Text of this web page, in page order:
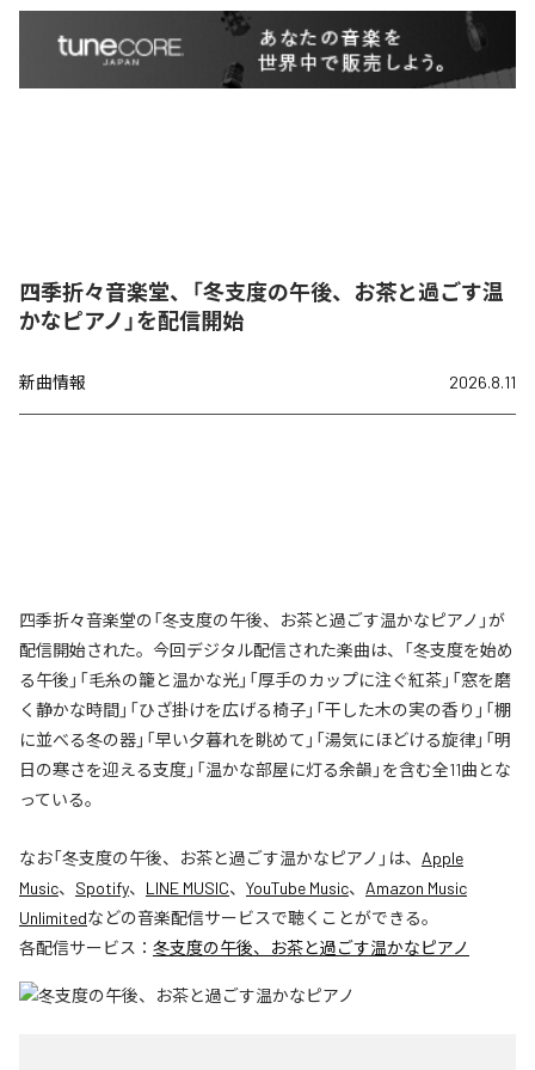
四季折々音楽堂、「冬支度の午後、お茶と過ごす温
かなピアノ」を配信開始
新曲情報 2026.8.11
四季折々音楽堂の「冬支度の午後、お茶と過ごす温かなピアノ」が
配信開始された。今回デジタル配信された楽曲は、「冬支度を始め
る午後」「毛糸の籠と温かな光」「厚手のカップに注ぐ紅茶」「窓を磨
く静かな時間」「ひざ掛けを広げる椅子」「干した木の実の香り」「棚
に並べる冬の器」「早い夕暮れを眺めて」「湯気にほどける旋律」「明
日の寒さを迎える支度」「温かな部屋に灯る余韻」を含む全11曲とな
っている。
なお「冬支度の午後、お茶と過ごす温かなピアノ 」は、 Apple
Music、 Spotify、 LINE MUSIC、 YouTube Music、 Amazon Music
Unlimitedなどの音楽配信サービスで聴くことができる。
各配信サービス： 冬支度の午後、お茶と過ごす温かなピアノ